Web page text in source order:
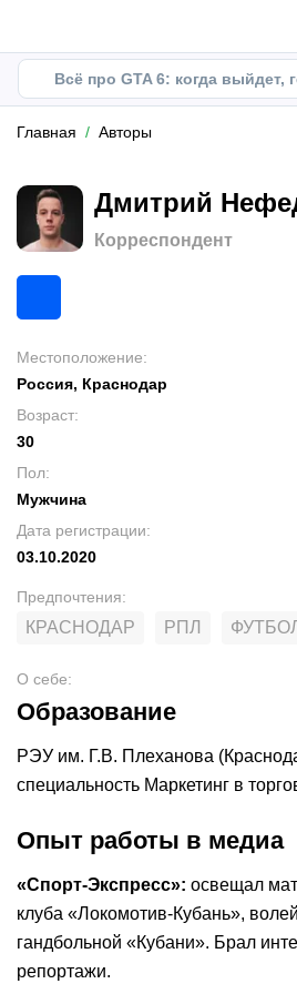
Всё про GTA 6: когда выйдет,
Главная Авторы
Дмитрий
Корреспондент
Местоположение:
Россия, Краснодар
Возраст:
30
Пол:
Мужчина
Дата регистрации:
03.10.2020
Предпочтения:
КРАСНОДАР РПЛ
О себе:
Образование
РЭУ им. Г.В. Плеханова
специальность Маркетинг в
Опыт работы в медиа
«Спорт-Экспресс»: освещал
клуба «Локомотив-Кубань»,
гандбольной «Кубани». Брал
репортажи.